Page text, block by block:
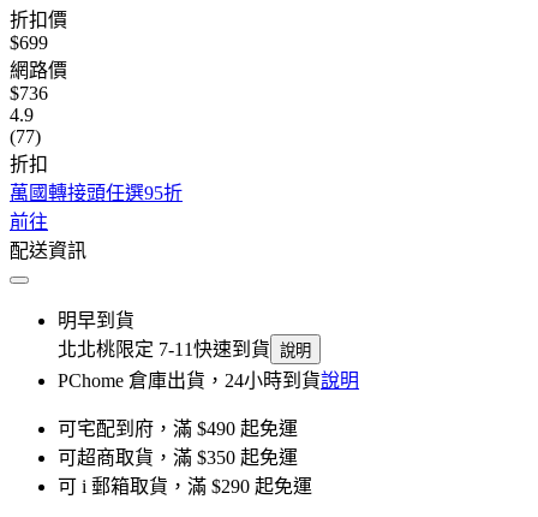
折扣價
$699
網路價
$736
4.9
(77)
折扣
萬國轉接頭任選95折
前往
配送資訊
明早到貨
北北桃限定 7-11快速到貨 說明
PChome 倉庫出貨，24小時到貨說明
可宅配到府，滿 $490 起免運
可超商取貨，滿 $350 起免運
可 i 郵箱取貨，滿 $290 起免運